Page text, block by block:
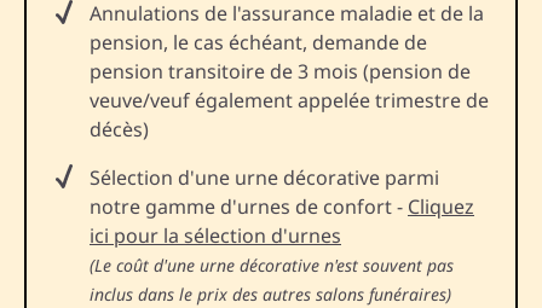
Annulations de l'assurance maladie et de la
pension, le cas échéant, demande de
pension transitoire de 3 mois (pension de
veuve/veuf également appelée trimestre de
décès)
Sélection d'une urne décorative parmi
notre gamme d'urnes de confort - Cliquez
ici pour la sélection d'urnes
(Le coût d'une urne décorative n'est souvent pas
inclus dans le prix des autres salons funéraires)